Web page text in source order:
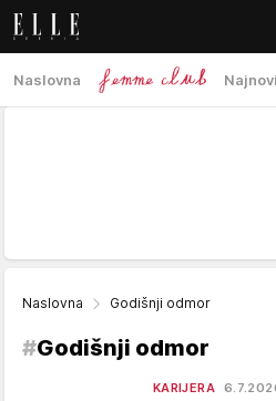
Naslovna
Naslovna Godišnji odmor
#Godišnji odmor
KARIJERA